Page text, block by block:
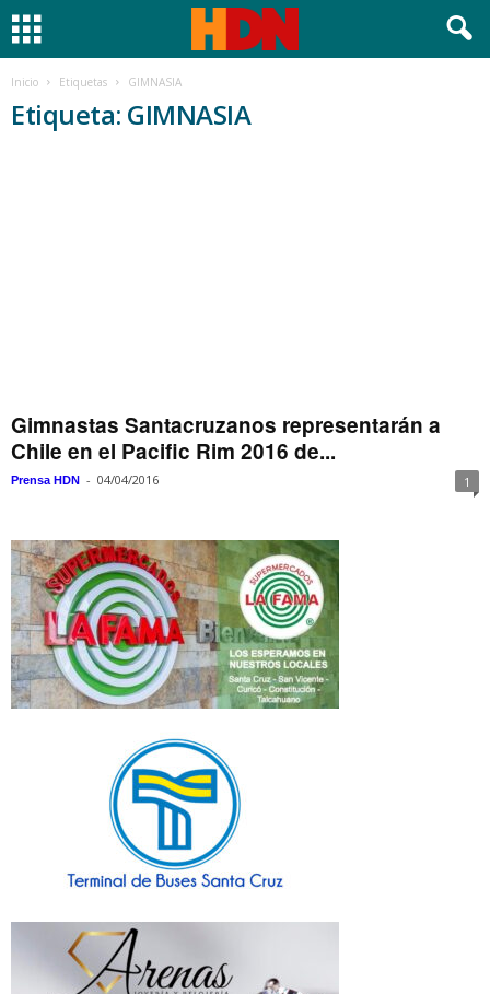
Inicio Etiquetas GIMNASIA
Etiqueta: GIMNASIA
Gimnastas Santacruzanos representarán a
Chile en el Pacific Rim 2016 de...
Prensa HDN - 04/04/2016 1